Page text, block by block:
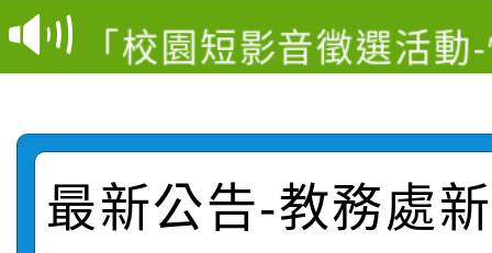
結果(第3招)
程資訊」、「暑期親子
絕-親子共學同樂會」
站幸福系列講座及成長
「校園短影音徵選活動
踴躍報名參加
115學年度新生補報到
結果
【甄選結果(第10招)】
最新公告-教務處